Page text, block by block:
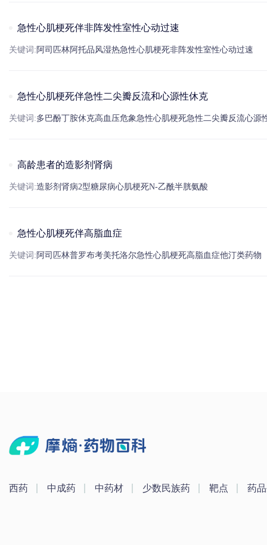
急性心肌梗死伴非阵发性室性心动过速
关键词: 阿司匹林阿托品风湿热急性心肌梗死非阵发性室性心动过速
急性心肌梗死伴急性二尖瓣反流和心源性休克
关键词:多巴酚丁胺休克高血压危象急性心肌梗死急性二尖瓣反流心源
高龄患者的造影剂肾病
关键词:造影剂 肾病2型糖尿病心肌梗死N-乙酰半胱氨酸
急性心肌梗死伴高脂血症
关键词: 阿司匹林普罗布考美托洛尔急性心肌梗死高脂血症他汀类药物
西药 中成药 中药材 少数民族药 靶点 药